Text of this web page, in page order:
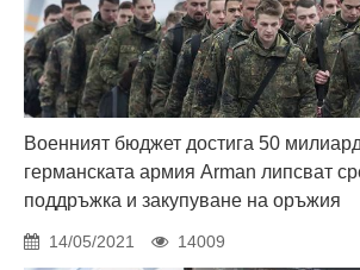
Военният бюджет достига 50
германската армия Arman липсват
поддръжка и закупуване на оръжия
14/05/2021 14009